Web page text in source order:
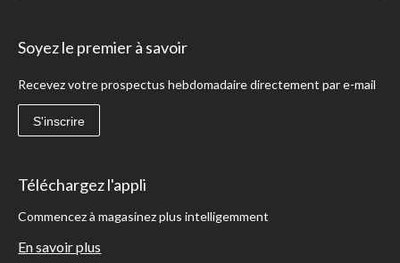
Soyez le premier à savoir
Recevez votre prospectus hebdomadaire directement par e-mail
S'inscrire
Téléchargez l'appli
Commencez à magasinez plus intelligemment
En savoir plus